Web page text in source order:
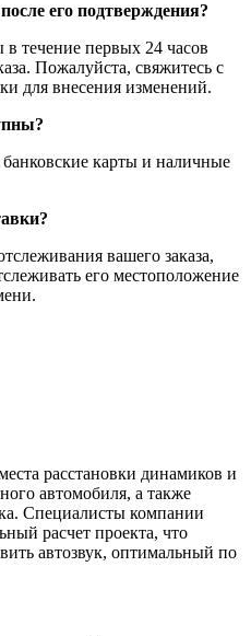
его подтверждения?
течение первых 24 часов
Пожалуйста, свяжитесь с
для внесения изменений.
карты и наличные
вашего заказа,
его местоположение
расстановки динамиков и
автомобиля, а также
Специалисты компании
расчет проекта, что
автозвук, оптимальный по